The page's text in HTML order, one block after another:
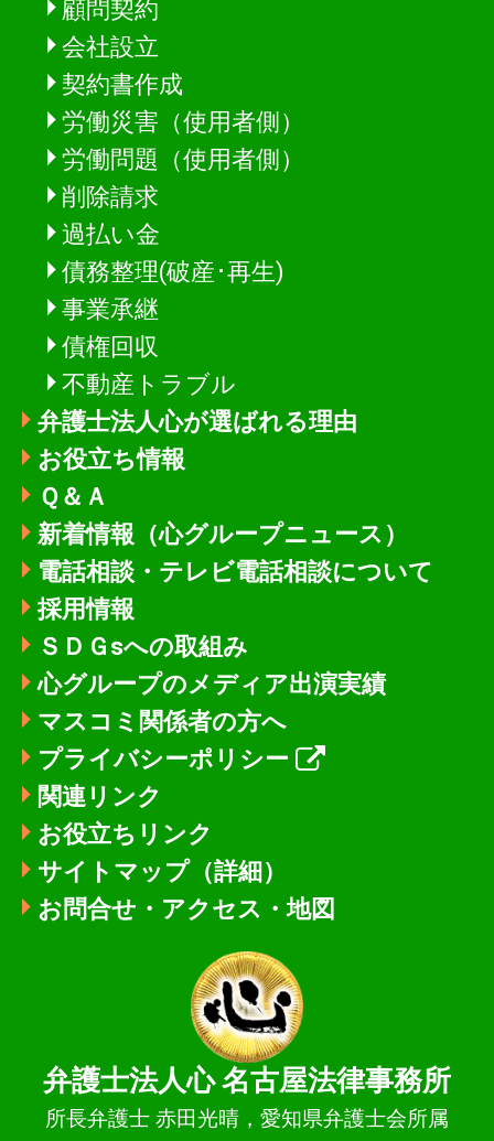
顧問契約
会社設立
契約書作成
労働災害（使用者側）
労働問題（使用者側）
削除請求
過払い金
債務整理(破産･再生)
事業承継
債権回収
不動産トラブル
弁護士法人心が選ばれる理由
お役立ち情報
Ｑ＆Ａ
新着情報 （心グループニュース）
電話相談・テレビ電話相談について
採用情報
ＳＤＧsへの取組み
心グループのメディア出演実績
マスコミ関係者の方へ
プライバシーポリシー
関連リンク
お役立ちリンク
サイトマップ（詳細）
お問合せ・アクセス・地図
弁護士法人心名古屋法律事務所
所長弁護士 赤田光晴，愛知県弁護士会所属